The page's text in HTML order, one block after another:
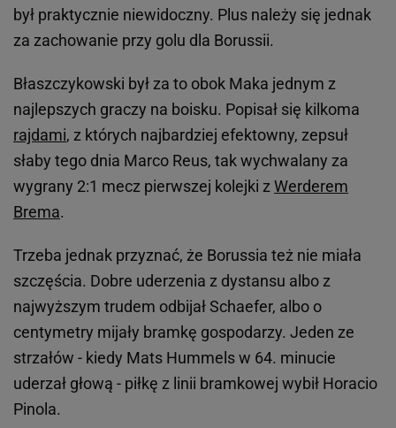
był praktycznie niewidoczny. Plus należy się jednak
za zachowanie przy golu dla Borussii.
Błaszczykowski był za to obok Maka jednym z
najlepszych graczy na boisku. Popisał się kilkoma
rajdami, z których najbardziej efektowny, zepsuł
słaby tego dnia Marco Reus, tak wychwalany za
wygrany 2:1 mecz pierwszej kolejki z Werderem
Brema.
Trzeba jednak przyznać, że Borussia też nie miała
szczęścia. Dobre uderzenia z dystansu albo z
najwyższym trudem odbijał Schaefer, albo o
centymetry mijały bramkę gospodarzy. Jeden ze
strzałów - kiedy Mats Hummels w 64. minucie
uderzał głową - piłkę z linii bramkowej wybił Horacio
Pinola.